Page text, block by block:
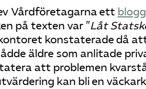
Vårdföretagarna ett
på texten var ”Låt
konstaterade då
äldre som anlitade
att problemen
kan bli en